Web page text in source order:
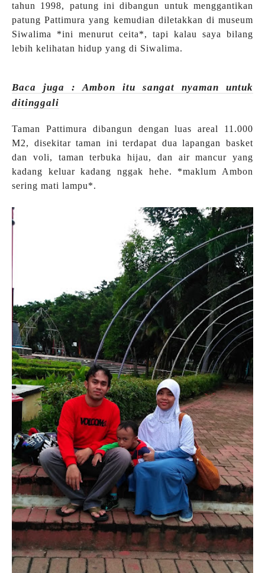
tahun 1998, patung ini dibangun untuk menggantikan
patung Pattimura yang kemudian diletakkan di museum
Siwalima *ini menurut ceita*, tapi kalau saya bilang
lebih kelihatan hidup yang di Siwalima.
Baca juga : Ambon itu sangat nyaman untuk
ditinggali
Taman Pattimura dibangun dengan luas areal 11.000
M2, disekitar taman ini terdapat dua lapangan basket
dan voli, taman terbuka hijau, dan air mancur yang
kadang keluar kadang nggak hehe. *maklum Ambon
sering mati lampu*.